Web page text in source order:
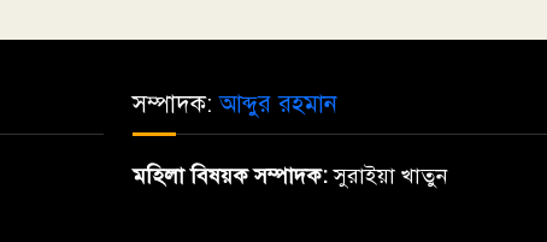
সম্পাদক:আব্দুর রহমান
মহিলা বিষয়ক সম্পাদক:সুরাইয়া খাতুন